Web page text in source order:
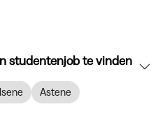
studentenjob te vinden
Astene